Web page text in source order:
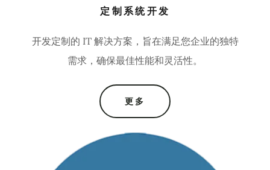
定制系统开发
开发定制的 IT 解决方案，旨在满足您企业的独特
需求，确保最佳性能和灵活性。
更多